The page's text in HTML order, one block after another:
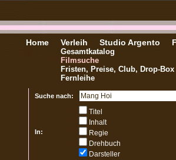
Home Verleih
Gesamtkatalog
Filmsuche
Fristen, Preise, Club, Drop-Box
Fernleihe
Studio Argento
Suche nach:
In:
Titel
Inhalt
Regie
Drehbuch
Darsteller